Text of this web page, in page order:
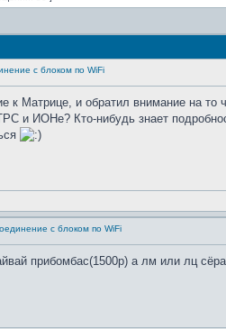
с блоком по WiFi
к Матрице, и обратил внимание на
и ИОНе? Кто-нибудь знает
с блоком по WiFi
прибомбас(1500р) а лм или лц